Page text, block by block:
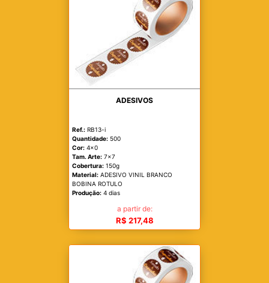
ADESIVOS
Ref.: RB13-i
Quantidade: 500
Cor: 4x0
Tam. Arte: 7x7
Cobertura: 150g
Material: ADESIVO VINIL BRANCO
BOBINA ROTULO
Produção: 4 dias
a partir de:
R$ 217,48